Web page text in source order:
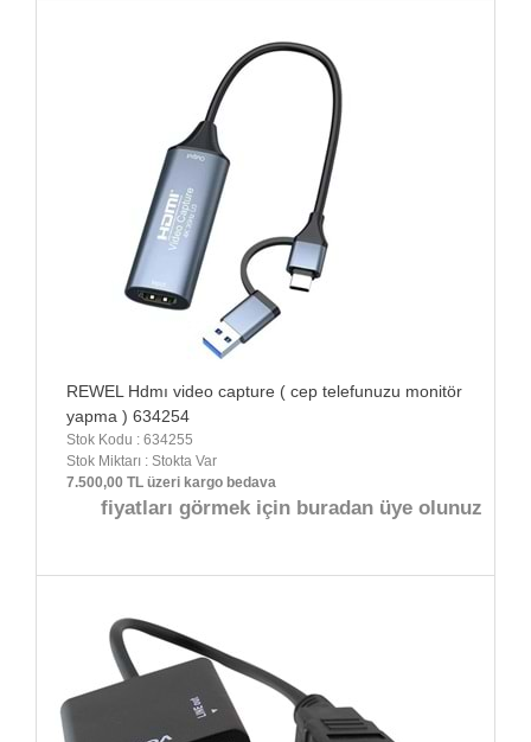
REWEL Hdmı video capture ( cep telefunuzu monitör
yapma ) 634254
Stok Kodu : 634255
Stok Miktarı : Stokta Var
7.500,00 TL üzeri kargo bedava
fiyatları görmek için buradan üye olunuz